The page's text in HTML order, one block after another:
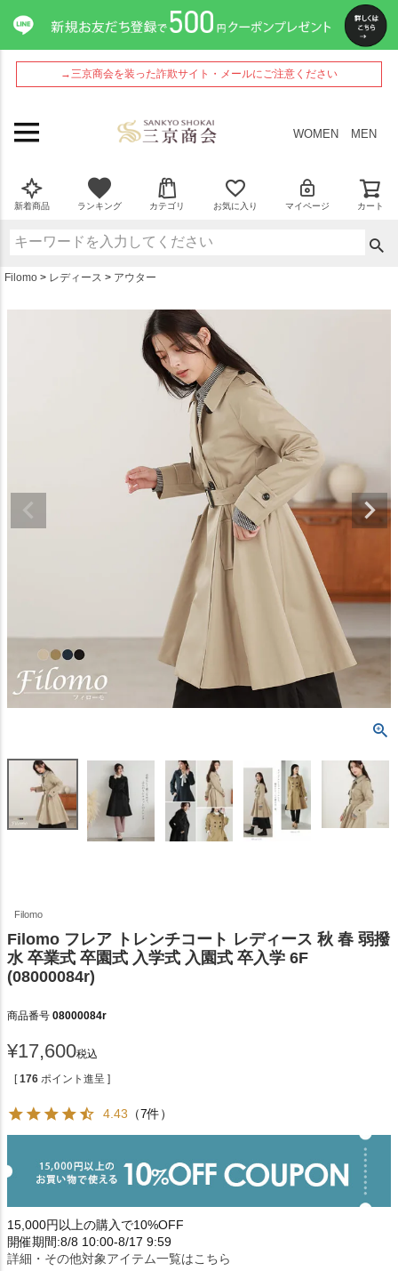
→三京商会を装った詐欺サイト・メールにご注意ください
WOMEN MEN
新着商品 ランキング カテゴリ お気に入り マイページ カート
Filomo レディース アウター
Filomo
Filomo フレア トレンチコート レディース 秋 春 弱撥
水 卒業式 卒園式 入学式 入園式 卒入学 6F
(08000084r)
商品番号 08000084r
¥17,600税込
[ 176 ポイント進呈 ]
4.43 （7件）
15,000円以上の購入で10%OFF
開催期間:8/8 10:00-8/17 9:59
詳細・その他対象アイテム一覧はこちら
ペー
ジト
ップ
へ